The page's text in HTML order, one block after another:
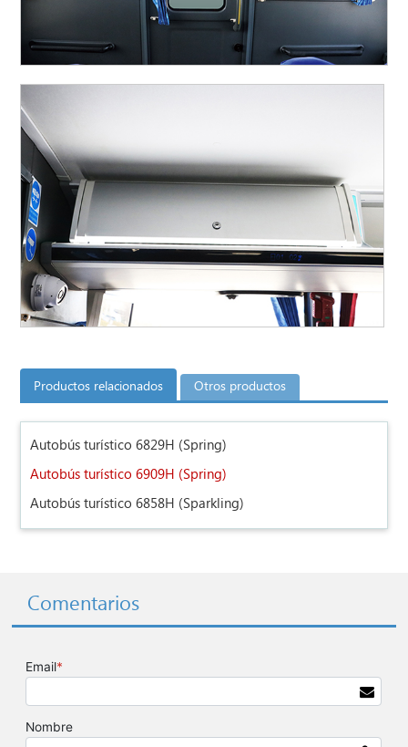
Productos relacionados Otros productos
Autobús turístico 6829H (Spring)
Autobús turístico 6909H (Spring)
Autobús turístico 6858H (Sparkling)
Comentarios